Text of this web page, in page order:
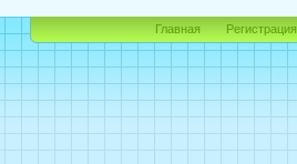
Главная Регистрация